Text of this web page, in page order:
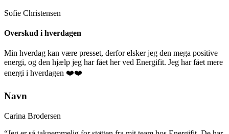
Sofie Christensen
Overskud i hverdagen
Min hverdag kan være presset, derfor elsker jeg den mega positive
energi, og den hjælp jeg har fået her ved Energifit. Jeg har fået mere
energi i hverdagen ❤️❤️
Navn
Carina Brodersen